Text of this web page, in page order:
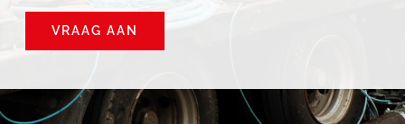
VRAAG AAN